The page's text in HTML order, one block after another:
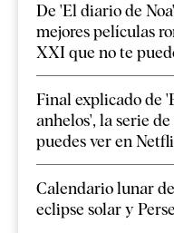
De 'El diario de
mejores películas
XXI que no te
Final explicado de
anhelos', la serie
puedes ver en
Calendario lunar
eclipse solar y